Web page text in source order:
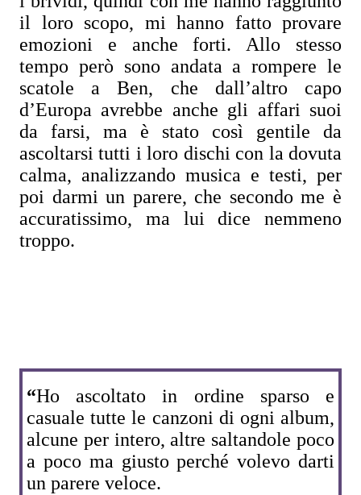
il loro scopo, mi hanno fatto provare
emozioni e anche forti. Allo stesso
tempo però sono andata a rompere le
scatole a Ben, che dall’altro capo
d’Europa avrebbe anche gli affari suoi
da farsi, ma è stato così gentile da
ascoltarsi tutti i loro dischi con la dovuta
calma, analizzando musica e testi, per
poi darmi un parere, che secondo me è
accuratissimo, ma lui dice nemmeno
troppo.
“Ho ascoltato in ordine sparso e
casuale tutte le canzoni di ogni album,
alcune per intero, altre saltandole poco
a poco ma giusto perché volevo darti
un parere veloce.